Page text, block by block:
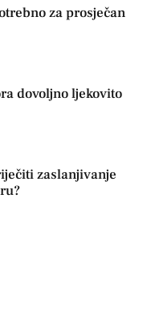
za prosječan
dovoljno ljekovito
zaslanjivanje